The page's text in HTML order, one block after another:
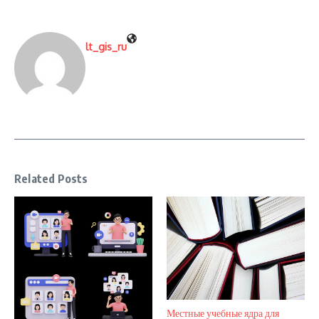
lt_gis_ru
Related Posts
Местные учебные ядра для